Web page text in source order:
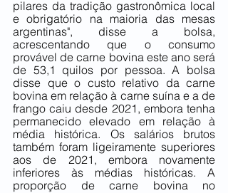
pilares da tradição gastronômica local
e obrigatório na maioria das mesas
argentinas", disse a bolsa,
acrescentando que o consumo
provável de carne bovina este ano será
de 53,1 quilos por pessoa. A bolsa
disse que o custo relativo da carne
bovina em relação à carne suína e a de
frango caiu desde 2021, embora tenha
permanecido elevado em relação à
média histórica. Os salários brutos
também foram ligeiramente superiores
aos de 2021, embora novamente
inferiores às médias históricas. A
proporção de carne bovina no